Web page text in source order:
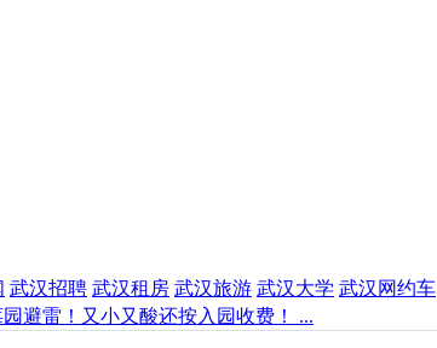
武汉招聘 武汉租房 武汉旅游 武汉大学 武汉网约车
避雷！又小又酸还按入园收费！ ...